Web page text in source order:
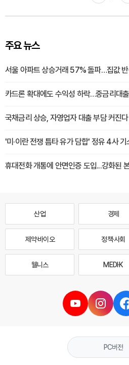
주요 뉴스
서울 아파트 상승거래 57% 돌파…집값
카드론 확대에도 수익성 하락…중금리대
국채금리 상승, 자영업자 대출 부담 커진다
'미·이란 전쟁 틈타 유가 담합' 정유 4사
휴대전화 개통에 안면인증 도입...강화된
산업 경제
제약·바이오 정책·사회
웰니스 MEDI·K
PC버전